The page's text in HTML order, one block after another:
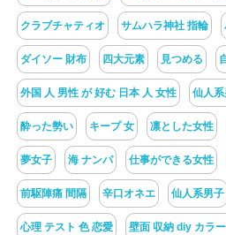
クラブチャティオ サムハラ神社 指輪
ダイソー 財布 四大元素 見つめる
外国 人 男性 が 好む 日本 人 女性 仙人
酔った勢い キープ 女 凛とした女性
夢女子 海 ナンパ 仕事ができる女性
前駆陣痛 間隔 辛口オネエ 仙人系男子
心理 テスト 色 恋愛 壁面 収納 diy カラ